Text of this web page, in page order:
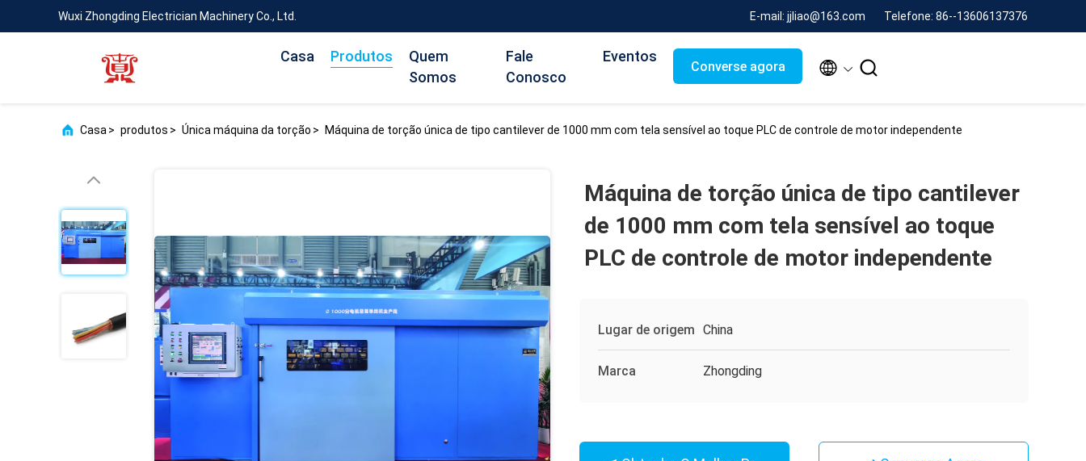
Wuxi Zhongding Electrician Machinery Co., Ltd. E-mail: jjliao@163.com Telefone: 86--13606137376
Casa Produtos
Quem
Somos
Fale
Conosco
Eventos
Converse agora  
Casa > produtos > Única máquina da torção > Máquina de torção única de tipo cantilever de 1000 mm com tela sensível ao toque PLC de controle de motor independente
Máquina de torção única de tipo cantilever
de 1000 mm com tela sensível ao toque
PLC de controle de motor independente
Lugar de origem China
Marca Zhongding